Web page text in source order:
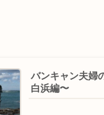
バンキャン夫婦
白浜編〜